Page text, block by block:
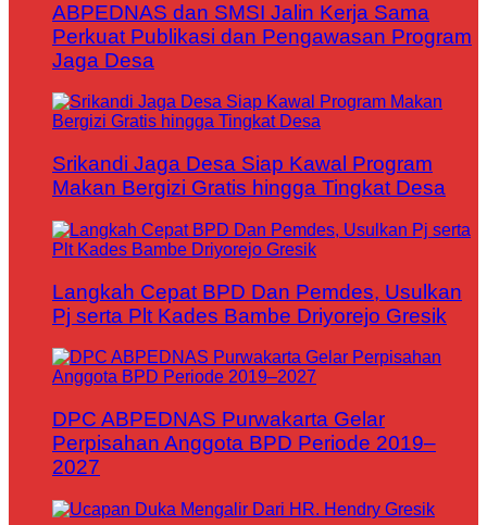
ABPEDNAS dan SMSI Jalin Kerja Sama
Perkuat Publikasi dan Pengawasan Program
Jaga Desa
Srikandi Jaga Desa Siap Kawal Program
Makan Bergizi Gratis hingga Tingkat Desa
Langkah Cepat BPD Dan Pemdes, Usulkan
Pj serta Plt Kades Bambe Driyorejo Gresik
DPC ABPEDNAS Purwakarta Gelar
Perpisahan Anggota BPD Periode 2019–
2027